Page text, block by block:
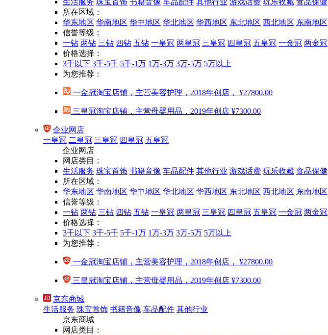
所在区域：
华东地区 华南地区 华中地区 华北地区 华西地区 东北地区 西北地区 东南地区
信誉等级：
一钻 两钻 三钻 四钻 五钻 一皇冠 两皇冠 三皇冠 四皇冠 五皇冠 一金冠 两金冠
价格选择：
3千以下 3千-5千 5千-1万 1万-3万 3万-5万 5万以上
为您推荐：
一金冠淘宝店铺，主营美容护理，2018年创店， ¥27800.00
三皇冠淘宝店铺，主营母婴用品，2019年创店 ¥7300.00
企业网店
一皇冠 二皇冠 三皇冠 四皇冠 五皇冠
企业网店
网店类目：
生活服务 珠宝首饰 书籍音像 车品配件 其他行业 游戏话费 玩乐收藏 食品保健
所在区域：
华东地区 华南地区 华中地区 华北地区 华西地区 东北地区 西北地区 东南地区
信誉等级：
一钻 两钻 三钻 四钻 五钻 一皇冠 两皇冠 三皇冠 四皇冠 五皇冠 一金冠 两金冠
价格选择：
3千以下 3千-5千 5千-1万 1万-3万 3万-5万 5万以上
为您推荐：
一金冠淘宝店铺，主营美容护理，2018年创店， ¥27800.00
三皇冠淘宝店铺，主营母婴用品，2019年创店 ¥7300.00
京东商城
生活服务 珠宝首饰 书籍音像 车品配件 其他行业
京东商城
网店类目：